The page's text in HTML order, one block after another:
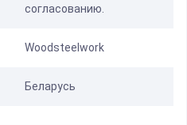
согласованию.
Woodsteelwork
Беларусь